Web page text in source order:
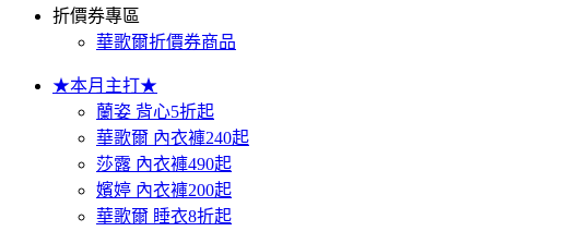
折價券專區
華歌爾折價券商品
★本月主打★
蘭姿 背心5折起
華歌爾 內衣褲240起
莎露 內衣褲490起
嬪婷 內衣褲200起
華歌爾 睡衣8折起